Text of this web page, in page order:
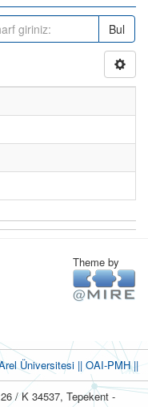
Bul
Theme by
Üniversitesi ||OAI-PMH ||
/ K 34537, Tepekent -